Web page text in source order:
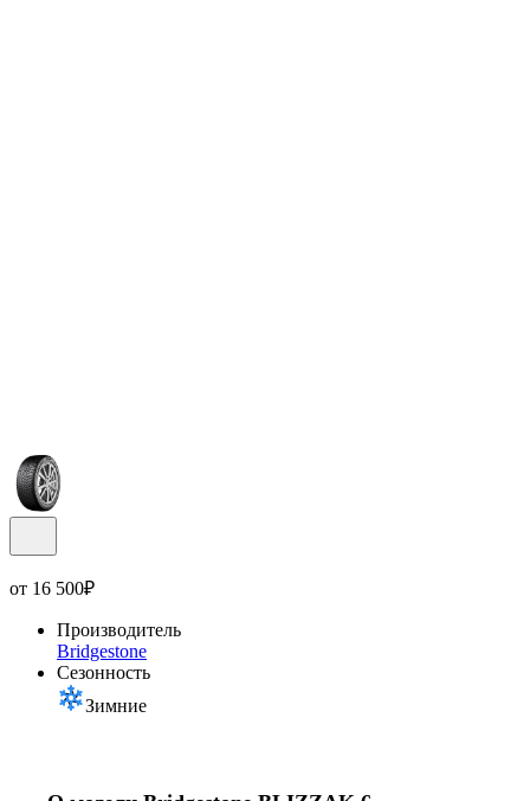
от 16 500₽
Производитель
Bridgestone
Сезонность
Зимние